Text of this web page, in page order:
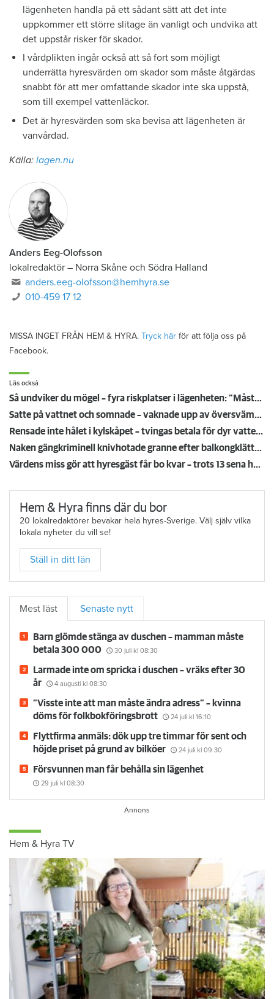
lägenheten handla på ett sådant sätt att det inte
uppkommer ett större slitage än vanligt och undvika att
det uppstår risker för skador.
I vårdplikten ingår också att så fort som möjligt
underrätta hyresvärden om skador som måste åtgärdas
snabbt för att mer omfattande skador inte ska uppstå,
som till exempel vattenläckor.
Det är hyresvärden som ska bevisa att lägenheten är
vanvårdad.
Källa: lagen.nu
Anders Eeg-Olofsson
lokalredaktör – Norra Skåne och Södra Halland
anders.eeg-olofsson@hemhyra.se
010-459 17 12
MISSA INGET FRÅN HEM & HYRA. Tryck här för att följa oss på
Facebook.
Läs också
Så undviker du mögel – fyra riskplatser i lägenheten: ”Måste städa bort”
Satte på vattnet och somnade – vaknade upp av översvämning hos grannen
Rensade inte hålet i kylskåpet – tvingas betala för dyr vattenskada
Naken gängkriminell knivhotade granne efter balkongklättring
Värdens miss gör att hyresgäst får bo kvar – trots 13 sena hyror
Hem & Hyra finns där du bor
20 lokalredaktörer bevakar hela hyres-Sverige. Välj själv vilka
lokala nyheter du vill se!
Ställ in ditt län
Mest läst Senaste nytt
Barn glömde stänga av duschen – mamman måste
betala 300 000
30 juli kl 08:30
Larmade inte om spricka i duschen – vräks efter 30
år
4 augusti kl 08:30
”Visste inte att man måste ändra adress” – kvinna
döms för folkbokföringsbrott
24 juli kl 16:10
Flyttfirma anmäls: dök upp tre timmar för sent och
höjde priset på grund av bilköer
24 juli kl 09:30
Försvunnen man får behålla sin lägenhet
29 juli kl 08:30
Hem & Hyra TV